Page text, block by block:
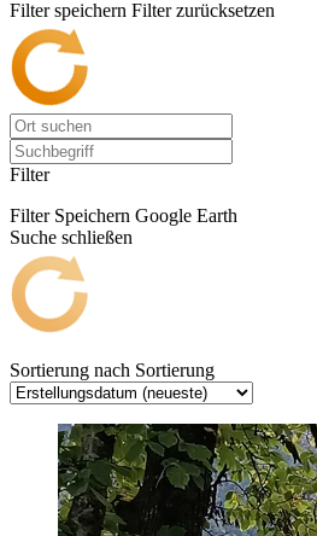
Filter speichern Filter zurücksetzen
Filter
Filter Speichern Google Earth
Suche schließen
Sortierung nach Sortierung